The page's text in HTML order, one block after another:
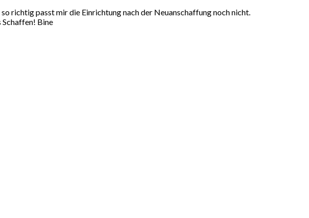
richtig passt mir die Einrichtung nach der Neuanschaffung noch nicht.
Schaffen! Bine